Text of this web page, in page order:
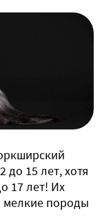
до 15 лет, хотя
17 лет! Их
мелкие породы